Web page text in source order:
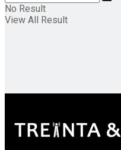
No Result
View All Result